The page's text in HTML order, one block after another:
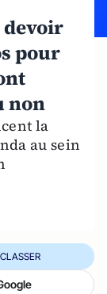
devoir
pour
non
la
au sein
CLASSER